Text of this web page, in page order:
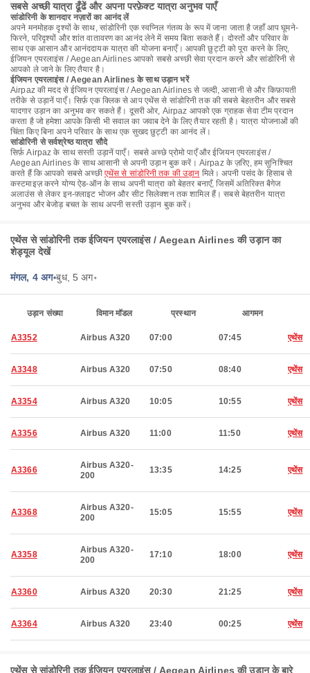
सबसे अच्छी यात्रा ढूँढें और अपना परफ़ेक्ट यात्रा अनुभव पाएँ
सांडोरिनी के शानदार नज़ारों का आनंद लें
अपने मनमोहक दृश्यों के साथ, सांडोरिनी एक स्वप्निल गंतव्य के रूप में जाना जाता है जहाँ आप घूमने-
फिरने, परिदृश्यों और शांत वातावरण का आनंद लेने में समय बिता सकते हैं। दोस्तों और परिवार के
साथ एक आसान और आनंददायक यात्रा की योजना बनाएँ। आपकी छुट्टी को पूरा करने के लिए,
ईजियन एयरलाइंस / Aegean Airlines आपको सबसे अच्छी सेवा प्रदान करने और सांडोरिनी से
आपको ले जाने के लिए तैयार है।
ईजियन एयरलाइंस / Aegean Airlines के साथ उड़ान भरें
Airpaz की मदद से ईजियन एयरलाइंस / Aegean Airlines से जल्दी, आसानी से और किफ़ायती
तरीके से उड़ानें पाएँ। सिर्फ़ एक क्लिक से आप एथेंस से सांडोरिनी तक की सबसे बेहतरीन और सबसे
यादगार उड़ान का अनुभव कर सकते हैं। दूसरी ओर, Airpaz आपको एक ग्राहक सेवा टीम प्रदान
करता है जो हमेशा आपके किसी भी सवाल का जवाब देने के लिए तैयार रहती है। यात्रा योजनाओं की
चिंता किए बिना अपने परिवार के साथ एक सुखद छुट्टी का आनंद लें।
सांडोरिनी से सर्वश्रेष्ठ यात्रा सौदे
सिर्फ़ Airpaz के साथ सस्ती उड़ानें पाएँ। सबसे अच्छे प्रोमो पाएँ और ईजियन एयरलाइंस /
Aegean Airlines के साथ आसानी से अपनी उड़ान बुक करें। Airpaz के ज़रिए, हम सुनिश्चित
करते हैं कि आपको सबसे अच्छी एथेंस से सांडोरिनी तक की उड़ान मिले। अपनी पसंद के हिसाब से
कस्टमाइज़ करने योग्य ऐड-ऑन के साथ अपनी यात्रा को बेहतर बनाएँ, जिसमें अतिरिक्त बैगेज
अलाउंस से लेकर इन-फ़्लाइट भोजन और सीट सिलेक्शन तक शामिल हैं। सबसे बेहतरीन यात्रा
अनुभव और बेजोड़ बचत के साथ अपनी सस्ती उड़ान बुक करें।
एथेंस से सांडोरिनी तक ईजियन एयरलाइंस / Aegean Airlines की उड़ान का
शेड्यूल देखें
मंगल, 4 अग॰बुध, 5 अग॰
उड़ान संख्या विमान मॉडल प्रस्थान आगमन
A3352 Airbus A320 07:00 07:45 एथेंस
A3348 Airbus A320 07:50 08:40 एथेंस
A3354 Airbus A320 10:05 10:55 एथेंस
A3356 Airbus A320 11:00 11:50 एथेंस
A3366
Airbus A320-
200
13:35 14:25 एथेंस
A3368
Airbus A320-
200
15:05 15:55 एथेंस
A3358
Airbus A320-
200
17:10 18:00 एथेंस
A3360 Airbus A320 20:30 21:25 एथेंस
A3364 Airbus A320 23:40 00:25 एथेंस
एथेंस से सांडोरिनी तक ईजियन एयरलाइंस / Aegean Airlines की उड़ान के बारे